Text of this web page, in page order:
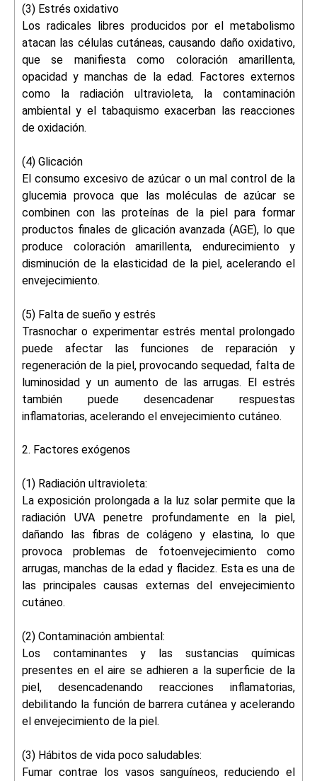
(3) Estrés oxidativo
Los radicales libres producidos por el metabolismo
atacan las células cutáneas, causando daño oxidativo,
que se manifiesta como coloración amarillenta,
opacidad y manchas de la edad. Factores externos
como la radiación ultravioleta, la contaminación
ambiental y el tabaquismo exacerban las reacciones
de oxidación.
(4) Glicación
El consumo excesivo de azúcar o un mal control de la
glucemia provoca que las moléculas de azúcar se
combinen con las proteínas de la piel para formar
productos finales de glicación avanzada (AGE), lo que
produce coloración amarillenta, endurecimiento y
disminución de la elasticidad de la piel, acelerando el
envejecimiento.
(5) Falta de sueño y estrés
Trasnochar o experimentar estrés mental prolongado
puede afectar las funciones de reparación y
regeneración de la piel, provocando sequedad, falta de
luminosidad y un aumento de las arrugas. El estrés
también puede desencadenar respuestas
inflamatorias, acelerando el envejecimiento cutáneo.
2. Factores exógenos
(1) Radiación ultravioleta:
La exposición prolongada a la luz solar permite que la
radiación UVA penetre profundamente en la piel,
dañando las fibras de colágeno y elastina, lo que
provoca problemas de fotoenvejecimiento como
arrugas, manchas de la edad y flacidez. Esta es una de
las principales causas externas del envejecimiento
cutáneo.
(2) Contaminación ambiental:
Los contaminantes y las sustancias químicas
presentes en el aire se adhieren a la superficie de la
piel, desencadenando reacciones inflamatorias,
debilitando la función de barrera cutánea y acelerando
el envejecimiento de la piel.
(3) Hábitos de vida poco saludables:
Fumar contrae los vasos sanguíneos, reduciendo el